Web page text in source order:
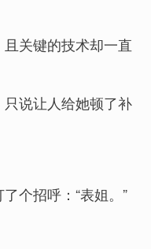
关键的技术却一直
说让人给她顿了补
个招呼：“表姐。”